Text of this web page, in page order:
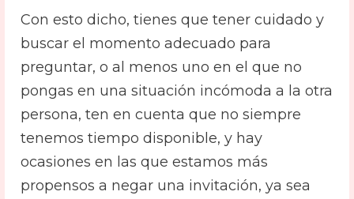
Con esto dicho, tienes que tener cuidado y
buscar el momento adecuado para
preguntar, o al menos uno en el que no
pongas en una situación incómoda a la otra
persona, ten en cuenta que no siempre
tenemos tiempo disponible, y hay
ocasiones en las que estamos más
propensos a negar una invitación, ya sea